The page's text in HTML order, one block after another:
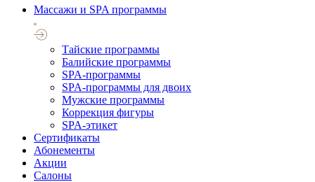
Массажи и SPA программы
Тайские программы
Балийские программы
SPA-программы
SPA-программы для двоих
Мужские программы
Коррекция фигуры
SPA-этикет
Cертификаты
Абонементы
Акции
Салоны